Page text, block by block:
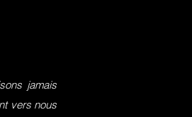
jamais
vers nous